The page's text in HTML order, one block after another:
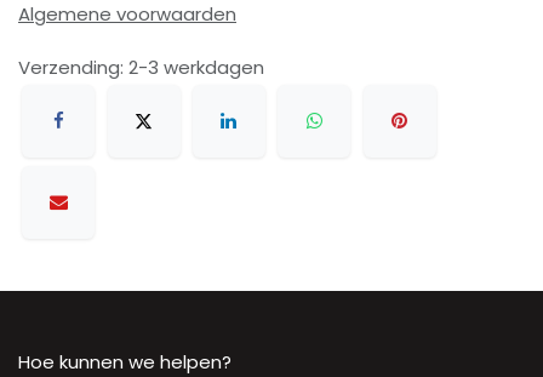
Algemene voorwaarden
Verzending: 2-3 werkdagen
Hoe kunnen we helpen?